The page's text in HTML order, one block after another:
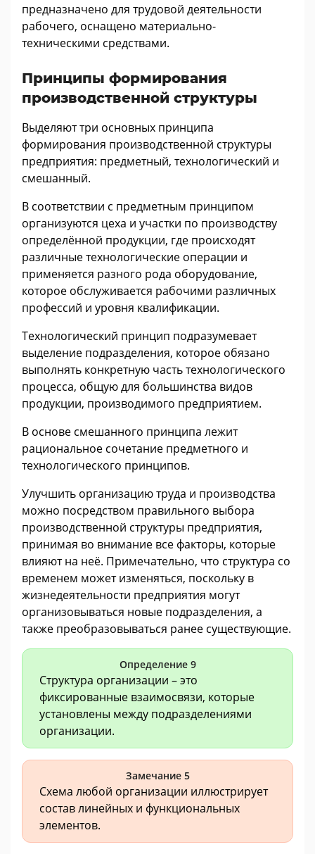
предназначено для трудовой деятельности
рабочего, оснащено материально-
техническими средствами.
Принципы формирования
производственной структуры
Выделяют три основных принципа
формирования производственной структуры
предприятия: предметный, технологический и
смешанный.
В соответствии с предметным принципом
организуются цеха и участки по производству
определённой продукции, где происходят
различные технологические операции и
применяется разного рода оборудование,
которое обслуживается рабочими различных
профессий и уровня квалификации.
Технологический принцип подразумевает
выделение подразделения, которое обязано
выполнять конкретную часть технологического
процесса, общую для большинства видов
продукции, производимого предприятием.
В основе смешанного принципа лежит
рациональное сочетание предметного и
технологического принципов.
Улучшить организацию труда и производства
можно посредством правильного выбора
производственной структуры предприятия,
принимая во внимание все факторы, которые
влияют на неё. Примечательно, что структура со
временем может изменяться, поскольку в
жизнедеятельности предприятия могут
организовываться новые подразделения, а
также преобразовываться ранее существующие.
Определение 9
Структура организации – это
фиксированные взаимосвязи, которые
установлены между подразделениями
организации.
Замечание 5
Схема любой организации иллюстрирует
состав линейных и функциональных
элементов.